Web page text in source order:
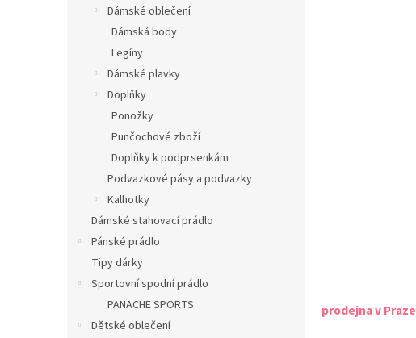
Dámské oblečení
Dámská body
Legíny
Dámské plavky
Doplňky
Ponožky
Punčochové zboží
Doplňky k podprsenkám
Podvazkové pásy a podvazky
Kalhotky
Dámské stahovací prádlo
Pánské prádlo
Tipy dárky
Sportovní spodní prádlo
PANACHE SPORTS
Dětské oblečení
prodejna v Praze